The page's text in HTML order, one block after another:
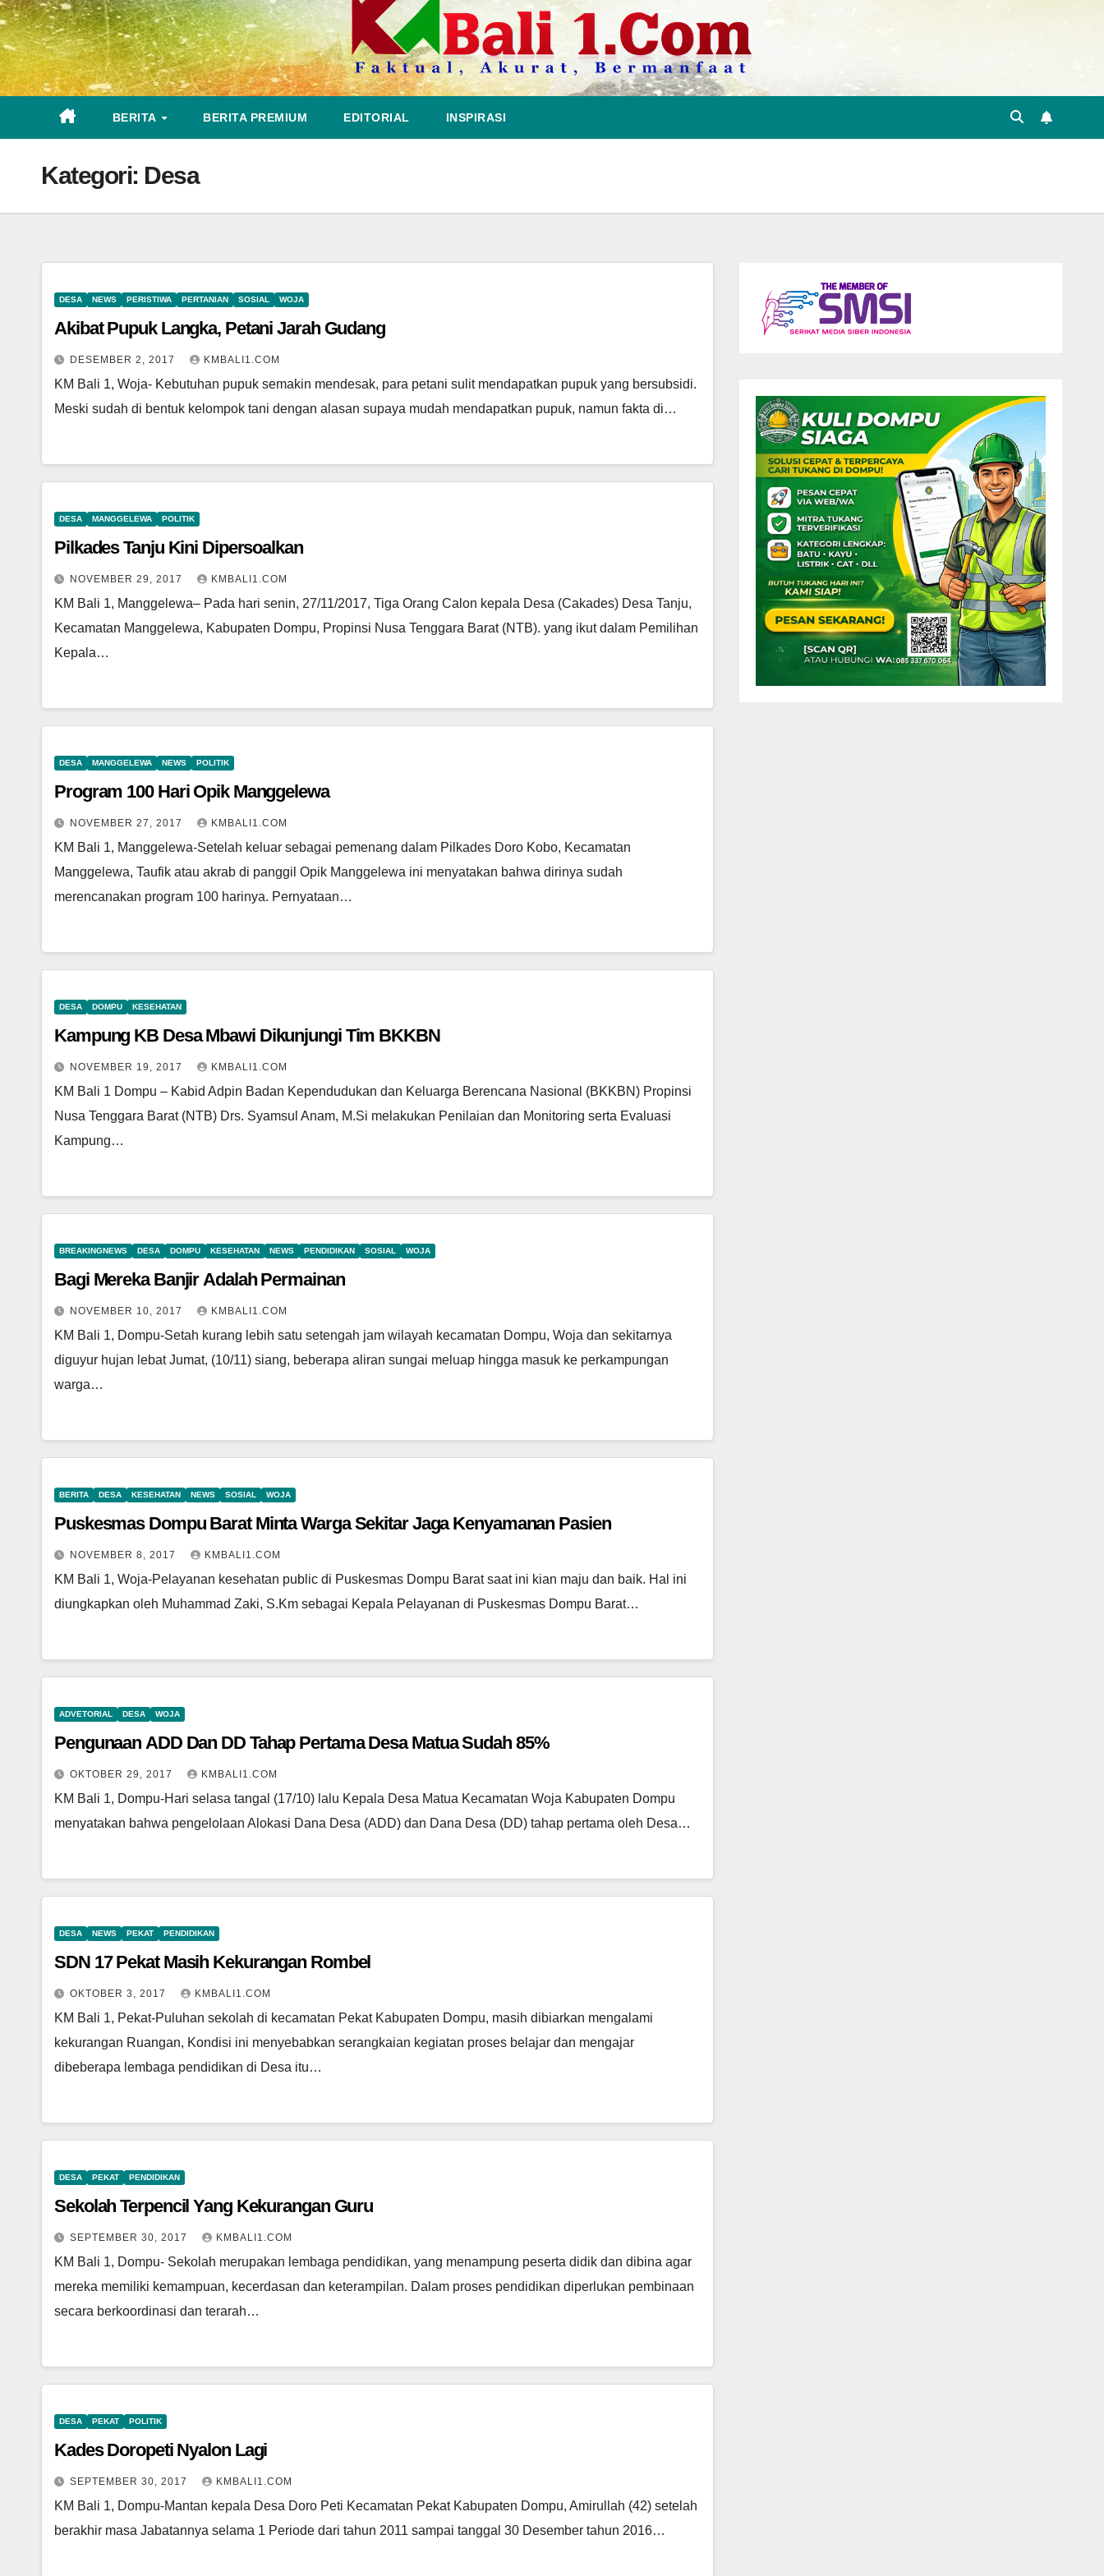
BERITA BERITA PREMIUM EDITORIAL INSPIRASI
Kategori: Desa
DESA NEWS PERISTIWA PERTANIAN SOSIAL WOJA
Akibat Pupuk Langka, Petani Jarah Gudang
DESEMBER 2, 2017 KMBALI1.COM
KM Bali 1, Woja- Kebutuhan pupuk semakin mendesak, para petani sulit mendapatkan pupuk yang bersubsidi.
Meski sudah di bentuk kelompok tani dengan alasan supaya mudah mendapatkan pupuk, namun fakta di…
DESA MANGGELEWA POLITIK
Pilkades Tanju Kini Dipersoalkan
NOVEMBER 29, 2017 KMBALI1.COM
KM Bali 1, Manggelewa– Pada hari senin, 27/11/2017, Tiga Orang Calon kepala Desa (Cakades) Desa Tanju,
Kecamatan Manggelewa, Kabupaten Dompu, Propinsi Nusa Tenggara Barat (NTB). yang ikut dalam Pemilihan
Kepala…
DESA MANGGELEWA NEWS POLITIK
Program 100 Hari Opik Manggelewa
NOVEMBER 27, 2017 KMBALI1.COM
KM Bali 1, Manggelewa-Setelah keluar sebagai pemenang dalam Pilkades Doro Kobo, Kecamatan
Manggelewa, Taufik atau akrab di panggil Opik Manggelewa ini menyatakan bahwa dirinya sudah
merencanakan program 100 harinya. Pernyataan…
DESA DOMPU KESEHATAN
Kampung KB Desa Mbawi Dikunjungi Tim BKKBN
NOVEMBER 19, 2017 KMBALI1.COM
KM Bali 1 Dompu – Kabid Adpin Badan Kependudukan dan Keluarga Berencana Nasional (BKKBN) Propinsi
Nusa Tenggara Barat (NTB) Drs. Syamsul Anam, M.Si melakukan Penilaian dan Monitoring serta Evaluasi
Kampung…
BREAKINGNEWS DESA DOMPU KESEHATAN NEWS PENDIDIKAN SOSIAL WOJA
Bagi Mereka Banjir Adalah Permainan
NOVEMBER 10, 2017 KMBALI1.COM
KM Bali 1, Dompu-Setah kurang lebih satu setengah jam wilayah kecamatan Dompu, Woja dan sekitarnya
diguyur hujan lebat Jumat, (10/11) siang, beberapa aliran sungai meluap hingga masuk ke perkampungan
warga…
BERITA DESA KESEHATAN NEWS SOSIAL WOJA
Puskesmas Dompu Barat Minta Warga Sekitar Jaga Kenyamanan Pasien
NOVEMBER 8, 2017 KMBALI1.COM
KM Bali 1, Woja-Pelayanan kesehatan public di Puskesmas Dompu Barat saat ini kian maju dan baik. Hal ini
diungkapkan oleh Muhammad Zaki, S.Km sebagai Kepala Pelayanan di Puskesmas Dompu Barat…
ADVETORIAL DESA WOJA
Pengunaan ADD Dan DD Tahap Pertama Desa Matua Sudah 85%
OKTOBER 29, 2017 KMBALI1.COM
KM Bali 1, Dompu-Hari selasa tangal (17/10) lalu Kepala Desa Matua Kecamatan Woja Kabupaten Dompu
menyatakan bahwa pengelolaan Alokasi Dana Desa (ADD) dan Dana Desa (DD) tahap pertama oleh Desa…
DESA NEWS PEKAT PENDIDIKAN
SDN 17 Pekat Masih Kekurangan Rombel
OKTOBER 3, 2017 KMBALI1.COM
KM Bali 1, Pekat-Puluhan sekolah di kecamatan Pekat Kabupaten Dompu, masih dibiarkan mengalami
kekurangan Ruangan, Kondisi ini menyebabkan serangkaian kegiatan proses belajar dan mengajar
dibeberapa lembaga pendidikan di Desa itu…
DESA PEKAT PENDIDIKAN
Sekolah Terpencil Yang Kekurangan Guru
SEPTEMBER 30, 2017 KMBALI1.COM
KM Bali 1, Dompu- Sekolah merupakan lembaga pendidikan, yang menampung peserta didik dan dibina agar
mereka memiliki kemampuan, kecerdasan dan keterampilan. Dalam proses pendidikan diperlukan pembinaan
secara berkoordinasi dan terarah…
DESA PEKAT POLITIK
Kades Doropeti Nyalon Lagi
SEPTEMBER 30, 2017 KMBALI1.COM
KM Bali 1, Dompu-Mantan kepala Desa Doro Peti Kecamatan Pekat Kabupaten Dompu, Amirullah (42) setelah
berakhir masa Jabatannya selama 1 Periode dari tahun 2011 sampai tanggal 30 Desember tahun 2016…